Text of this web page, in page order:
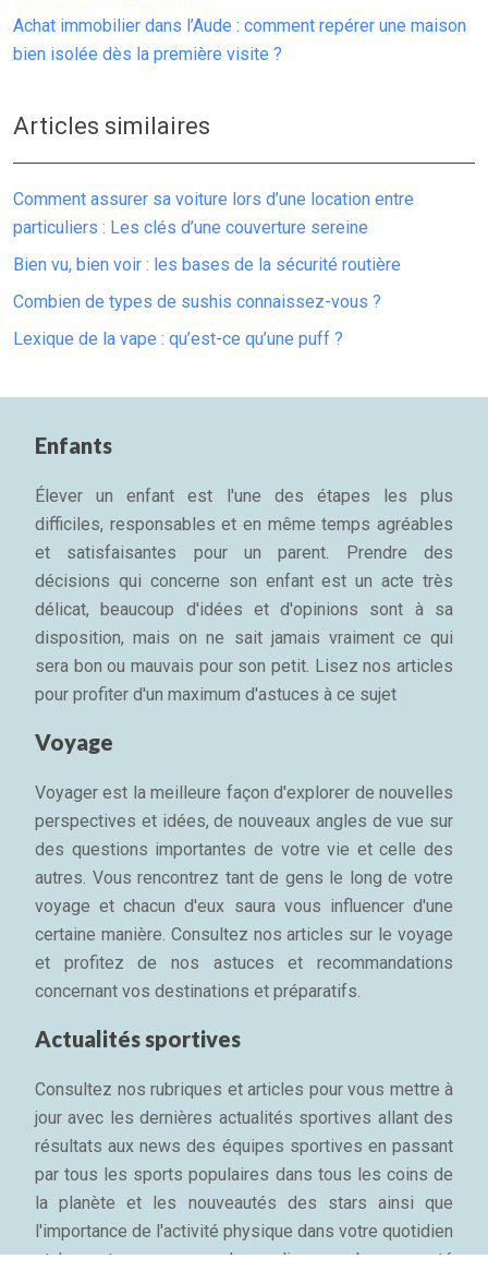
Achat immobilier dans l’Aude : comment repérer une maison
bien isolée dès la première visite ?
Articles similaires
Comment assurer sa voiture lors d’une location entre
particuliers : Les clés d’une couverture sereine
Bien vu, bien voir : les bases de la sécurité routière
Combien de types de sushis connaissez-vous ?
Lexique de la vape : qu’est-ce qu’une puff ?
Enfants
Élever un enfant est l'une des étapes les plus
difficiles, responsables et en même temps agréables
et satisfaisantes pour un parent. Prendre des
décisions qui concerne son enfant est un acte très
délicat, beaucoup d'idées et d'opinions sont à sa
disposition, mais on ne sait jamais vraiment ce qui
sera bon ou mauvais pour son petit. Lisez nos articles
pour profiter d'un maximum d'astuces à ce sujet
Voyage
Voyager est la meilleure façon d'explorer de nouvelles
perspectives et idées, de nouveaux angles de vue sur
des questions importantes de votre vie et celle des
autres. Vous rencontrez tant de gens le long de votre
voyage et chacun d'eux saura vous influencer d'une
certaine manière. Consultez nos articles sur le voyage
et profitez de nos astuces et recommandations
concernant vos destinations et préparatifs.
Actualités sportives
Consultez nos rubriques et articles pour vous mettre à
jour avec les dernières actualités sportives allant des
résultats aux news des équipes sportives en passant
par tous les sports populaires dans tous les coins de
la planète et les nouveautés des stars ainsi que
l'importance de l'activité physique dans votre quotidien
et les astuces pour garder sa ligne, sa bonne santé